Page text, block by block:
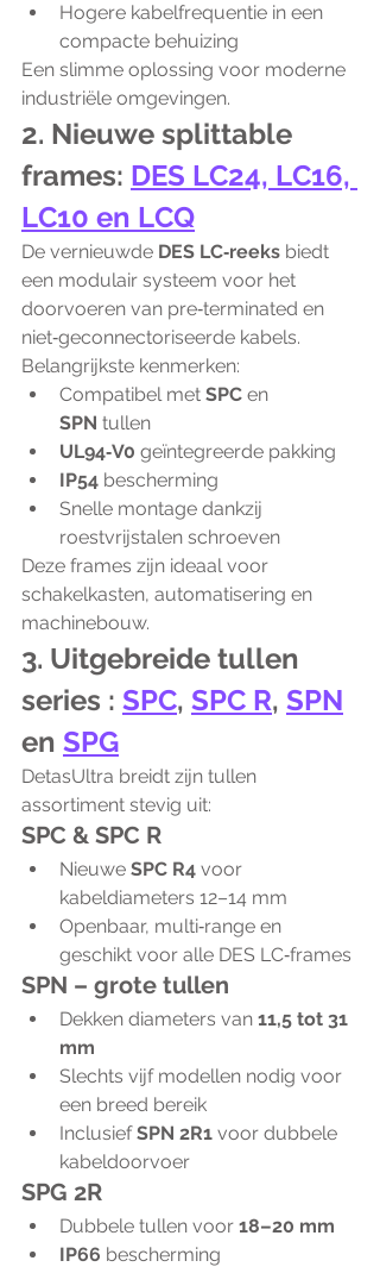
Hogere kabelfrequentie in een
compacte behuizing
Een slimme oplossing voor moderne
industriële omgevingen.
2. Nieuwe splittable
frames: DES LC24, LC16,
LC10 en LCQ
De vernieuwde DES LC‑reeks biedt
een modulair systeem voor het
doorvoeren van pre‑terminated en
niet‑geconnectoriseerde kabels.
Belangrijkste kenmerken:
Compatibel met SPC en
SPN tullen
UL94‑V0 geïntegreerde pakking
IP54 bescherming
Snelle montage dankzij
roestvrijstalen schroeven
Deze frames zijn ideaal voor
schakelkasten, automatisering en
machinebouw.
3. Uitgebreide tullen
series : SPC, SPC R, SPN
en SPG
DetasUltra breidt zijn tullen
assortiment stevig uit:
SPC & SPC R
Nieuwe SPC R4 voor
kabeldiameters 12–14 mm
Openbaar, multi‑range en
geschikt voor alle DES LC‑frames
SPN – grote tullen
Dekken diameters van 11,5 tot 31
mm
Slechts vijf modellen nodig voor
een breed bereik
Inclusief SPN 2R1 voor dubbele
kabeldoorvoer
SPG 2R
Dubbele tullen voor 18–20 mm
IP66 bescherming